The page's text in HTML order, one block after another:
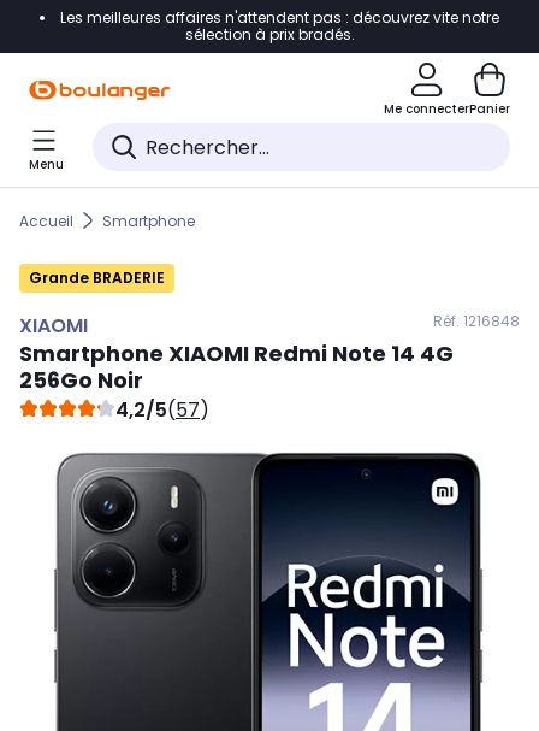
Accéder directement à la navigation
Accéder directement au pied de page
Accéder directement au chatbot
Les meilleures affaires n'attendent pas : découvrez vite notre
sélection à prix bradés.
Me connecterPanier
Menu
Accueil Smartphone
Grande BRADERIE
XIAOMI Réf. 1216848
Smartphone XIAOMI Redmi Note 14 4G
256Go Noir
4,2/5(57)